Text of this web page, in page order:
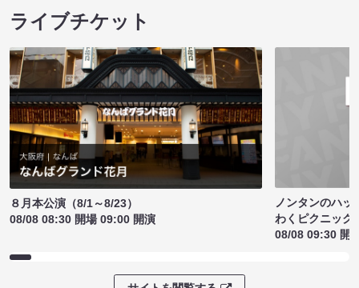
ライブチケット
８月本公演（8/1～8/23）
08/08 08:30 開場 09:00 開演
ノンタンのハッ
わくピクニック
08/08 09:30 開